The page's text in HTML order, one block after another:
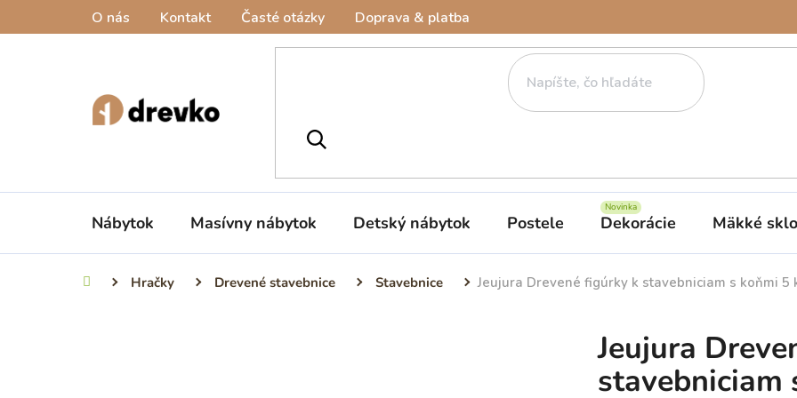
O nás Kontakt Časté otázky Doprava & platba
Nábytok Masívny nábytok Detský nábytok Postele Dekorácie Mäkké sklo
Domov Hračky Drevené stavebnice Stavebnice Jeujura Drevené figúrky k stavebniciam s koňmi 5
Jeujura
stavebniciam